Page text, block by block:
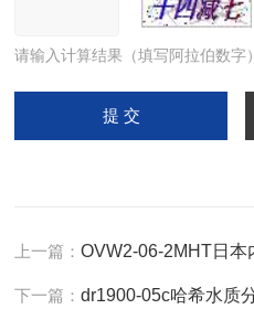
请输入计算结果（填写阿拉伯数字
上一篇：OVW2-06-2MHT日本
下一篇：dr1900-05c哈希水质